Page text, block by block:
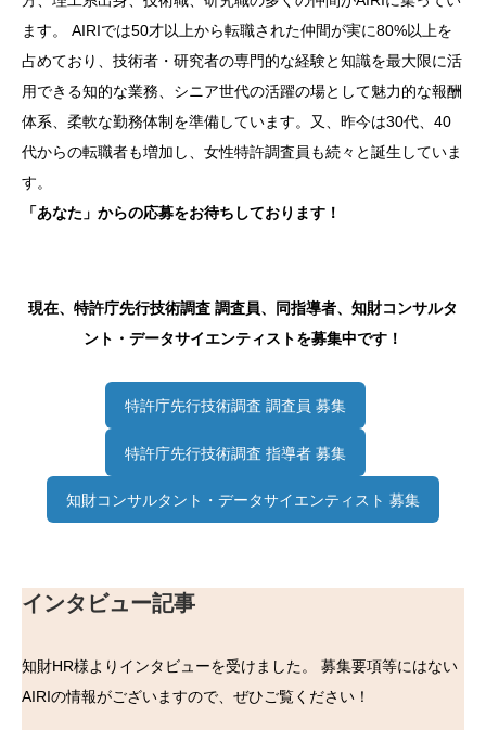
ます。 AIRIでは50才以上から転職された仲間が実に80%以上を
占めており、技術者・研究者の専門的な経験と知識を最大限に活
用できる知的な業務、シニア世代の活躍の場として魅力的な報酬
体系、柔軟な勤務体制を準備しています。又、昨今は30代、40
代からの転職者も増加し、女性特許調査員も続々と誕生していま
す。
「あなた」からの応募をお待ちしております！
現在、特許庁先行技術調査 調査員、同指導者、知財コンサルタ
ント・データサイエンティストを募集中です！
特許庁先行技術調査 調査員 募集
特許庁先行技術調査 指導者 募集
知財コンサルタント・データサイエンティスト 募集
インタビュー記事
知財HR様よりインタビューを受けました。 募集要項等にはない
AIRIの情報がございますので、ぜひご覧ください！